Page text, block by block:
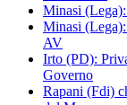
Minasi
Minasi
AV
Irto (PD):
Governo
Rapani (Fdi)